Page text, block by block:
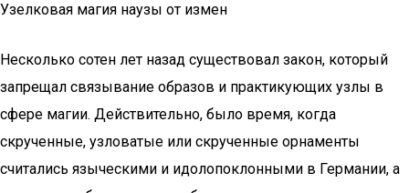
Узелковая магия наузы от измен
Несколько сотен лет назад существовал закон, который
запрещал связывание образов и практикующих узлы в
сфере магии. Действительно, было время, когда
скрученные, узловатые или скрученные орнаменты
считались языческими и идолопоклонными в Германии, а